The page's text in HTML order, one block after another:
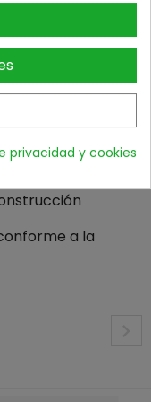
sólidos
y
de
a la
privacidad y cookies